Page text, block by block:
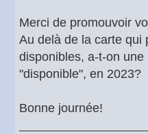
Merci de promouvoir
Au delà de la carte qui
disponibles, a-t-on
"disponible", en 2023?
Bonne journée!